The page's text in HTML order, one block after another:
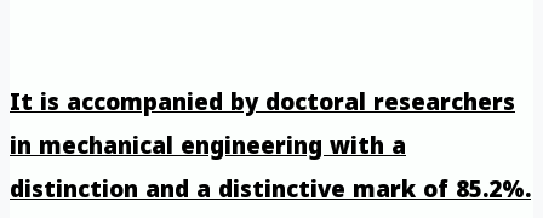
It is accompanied by doctoral researchers
in mechanical engineering with a
distinction and a distinctive mark of 85.2%.